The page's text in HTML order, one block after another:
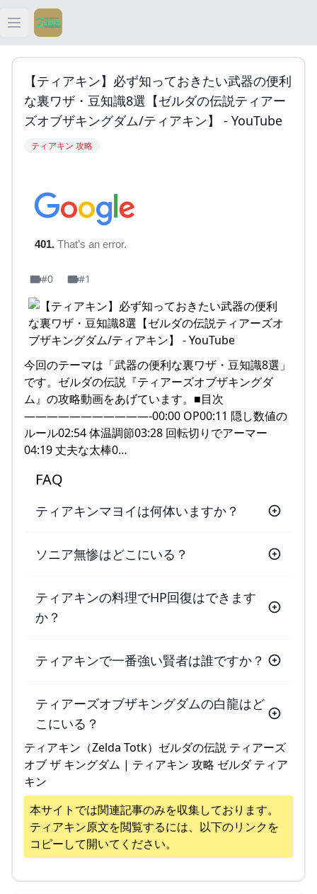
Open main menu
ティアキン
ティアキン 祠
ティアキン 武器
【ティアキン】必ず知っておきたい武器の便利
な裏ワザ・豆知識8選【ゼルダの伝説ティアー
ズオブザキングダム/ティアキン】 - YouTube
ティアキン 攻略
#0 #1
今回のテーマは「武器の便利な裏ワザ・豆知識8選」
です。ゼルダの伝説『ティアーズオブザキングダ
ム』の攻略動画をあげています。■目次
———————————-00:00 OP00:11 隠し数値の
ルール02:54 体温調節03:28 回転切りでアーマー
04:19 丈夫な太棒0…
FAQ
ティアキンマヨイは何体いますか？
ソニア無惨はどこにいる？
ティアキンの料理でHP回復はできます
か？
ティアキンで一番強い賢者は誰ですか？
ティアーズオブザキングダムの白龍はど
こにいる？
ティアキン（Zelda Totk）ゼルダの伝説 ティアーズ
オブ ザ キングダム | ティアキン 攻略 ゼルダ ティア
キン
本サイトでは関連記事のみを収集しております。
ティアキン原文を閲覧するには、以下のリンクを
コピーして開いてください。